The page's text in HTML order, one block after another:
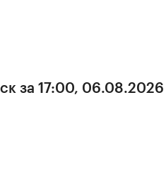
за 17:00, 06.08.2026